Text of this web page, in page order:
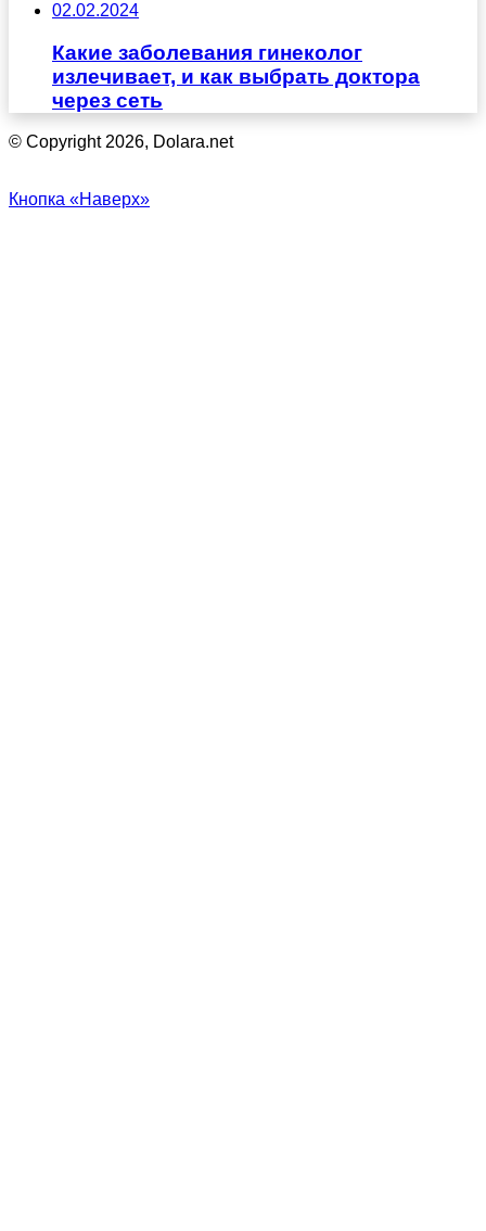
02.02.2024
Какие заболевания гинеколог
излечивает, и как выбрать доктора
через сеть
© Copyright 2026, Dolara.net
Кнопка «Наверх»